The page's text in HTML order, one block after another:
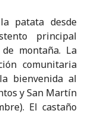
patata desde
principal
montaña. La
comunitaria
bienvenida al
y San Martín
El castaño